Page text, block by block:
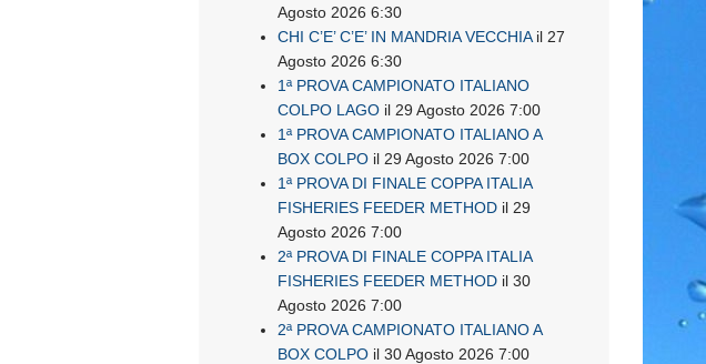
Agosto 2026 6:30
CHI C’E’ C’E’ IN MANDRIA VECCHIAil 27
Agosto 2026 6:30
1ª PROVA CAMPIONATO ITALIANO
COLPO LAGO il 29 Agosto 2026 7:00
1ª PROVA CAMPIONATO ITALIANO A
BOX COLPO il 29 Agosto 2026 7:00
1ª PROVA DI FINALE COPPA ITALIA
FISHERIES FEEDER METHOD il 29
Agosto 2026 7:00
2ª PROVA DI FINALE COPPA ITALIA
FISHERIES FEEDER METHOD il 30
Agosto 2026 7:00
2ª PROVA CAMPIONATO ITALIANO A
BOX COLPO il 30 Agosto 2026 7:00